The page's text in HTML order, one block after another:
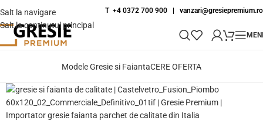
Salt la navigare
Salt la conținutul principal
T +4 0372 700 900 | vanzari@gresiepremium.ro
Modele Gresie si FaiantaCERE OFERTA